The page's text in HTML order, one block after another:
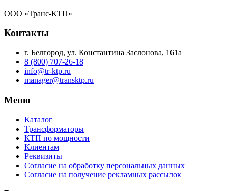
ООО «Транс-КТП»
Контакты
г. Белгород, ул. Константина Заслонова, 161а
8 (800) 707-26-18
info@tr-ktp.ru
manager@transktp.ru
Меню
Каталог
Трансформаторы
КТП по мощности
Клиентам
Реквизиты
Согласие на обработку персональных данных
Согласие на получение рекламных рассылок